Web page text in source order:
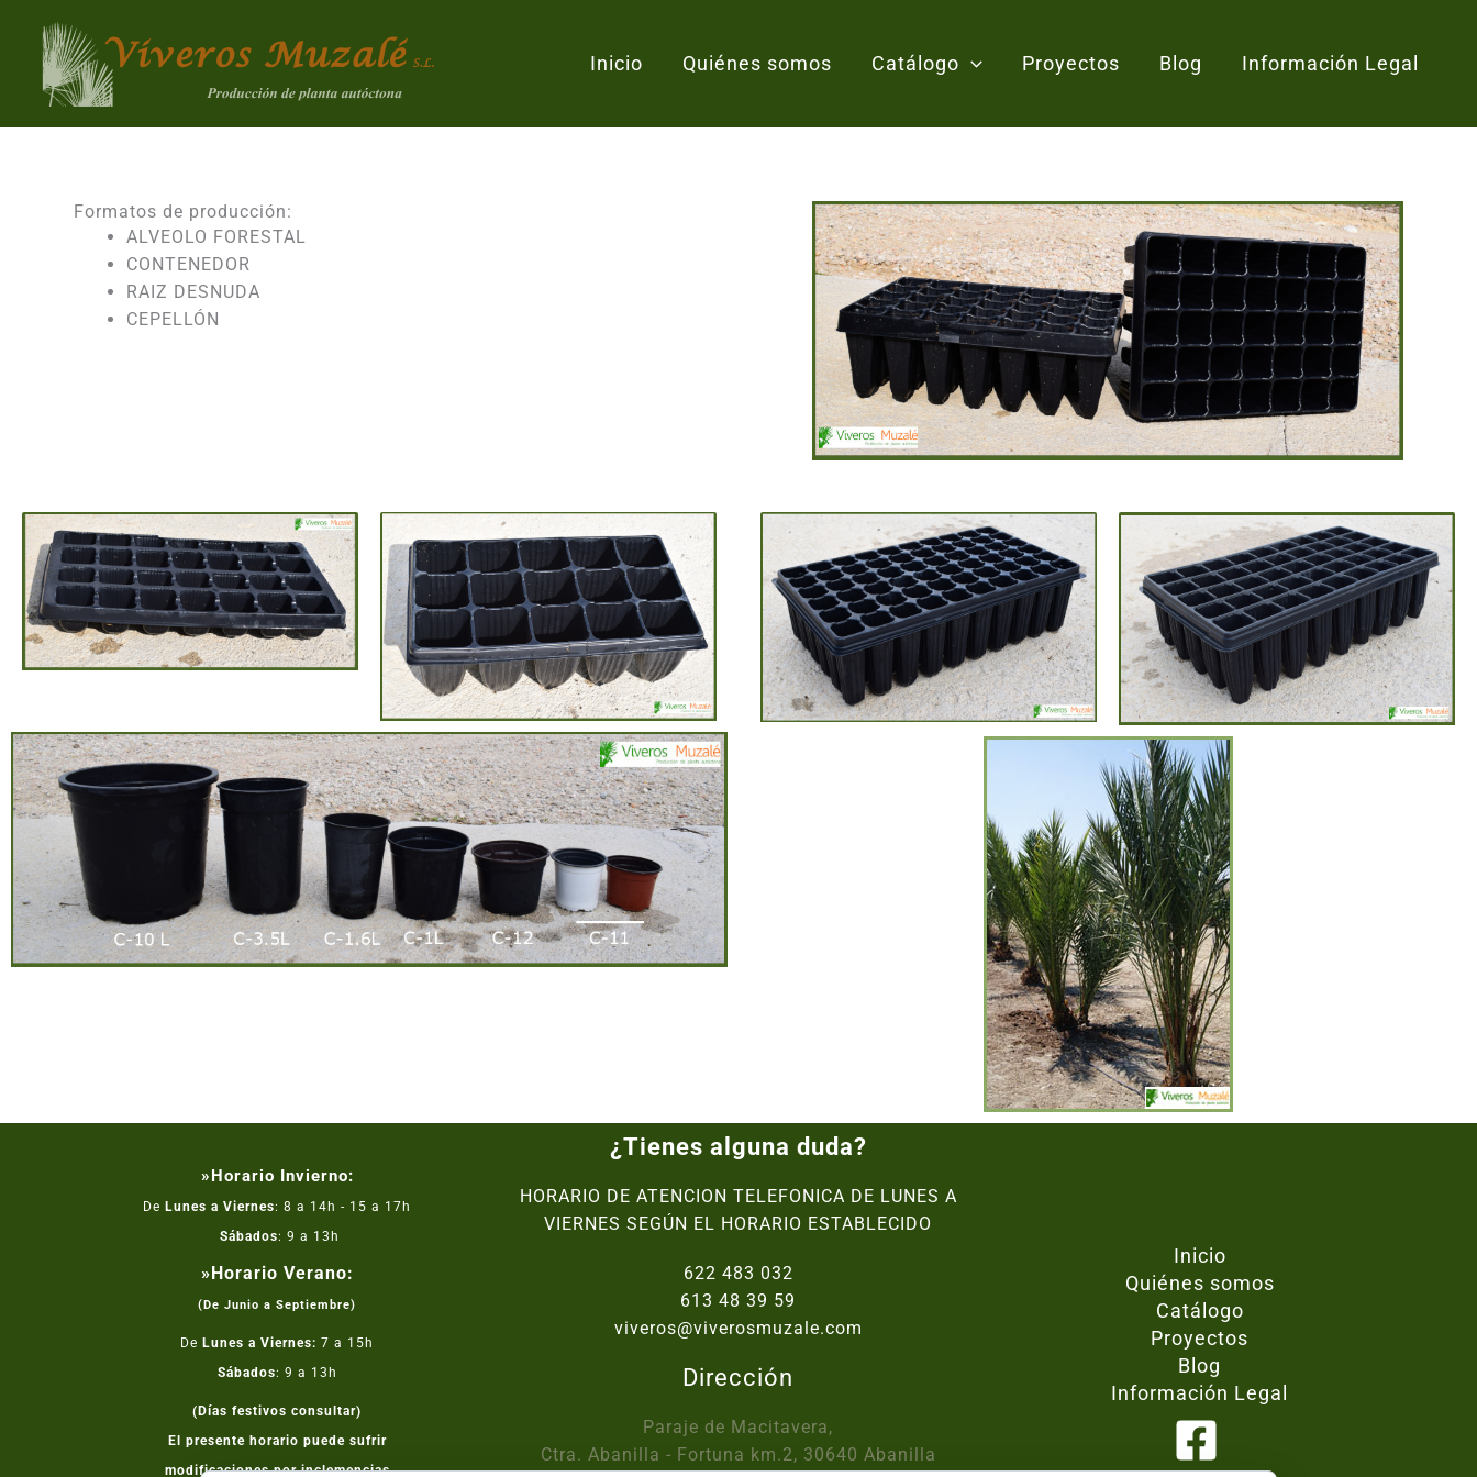
contenido
Inicio Quiénes somos Catálogo Proyectos Blog Información Legal
Formatos de producción:
ALVEOLO FORESTAL
CONTENEDOR
RAIZ DESNUDA
CEPELLÓN
»Horario Invierno:
De Lunes a Viernes: 8 a 14h - 15 a 17h
Sábados: 9 a 13h
»Horario Verano:
(De Junio a Septiembre)
De Lunes a Viernes: 7 a 15h
Sábados: 9 a 13h
(Días festivos consultar)
El presente horario puede sufrir
modificaciones por inclemencias
¿Tienes alguna duda?
HORARIO DE ATENCION TELEFONICA DE LUNES A
VIERNES SEGÚN EL HORARIO ESTABLECIDO
622 483 032
613 48 39 59
viveros@viverosmuzale.com
Dirección
Paraje de Macitavera,
Ctra. Abanilla - Fortuna km.2, 30640 Abanilla
Inicio
Quiénes somos
Catálogo
Proyectos
Blog
Información Legal